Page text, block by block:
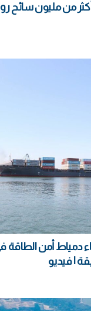
من مليون سائح
دمياط أمن الطاقة
| فيديو